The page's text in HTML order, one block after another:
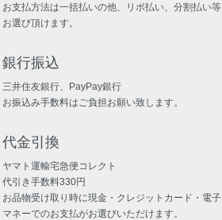
お支払方法は一括払いの他、リボ払い、分割払い等
お選び頂けます。
銀行振込
三井住友銀行、PayPay銀行
お振込み手数料はご負担お願い致します。
代金引換
ヤマト運輸宅急便コレクト
代引き手数料330円
お品物受け取り時に現金・クレジットカード・電子
マネーでのお支払がお選びいただけます。